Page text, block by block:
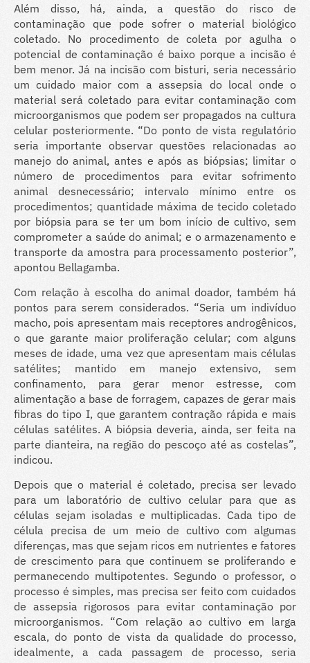
Além disso, há, ainda, a questão do risco de
contaminação que pode sofrer o material biológico
coletado. No procedimento de coleta por agulha o
potencial de contaminação é baixo porque a incisão é
bem menor. Já na incisão com bisturi, seria necessário
um cuidado maior com a assepsia do local onde o
material será coletado para evitar contaminação com
microorganismos que podem ser propagados na cultura
celular posteriormente. “Do ponto de vista regulatório
seria importante observar questões relacionadas ao
manejo do animal, antes e após as biópsias; limitar o
número de procedimentos para evitar sofrimento
animal desnecessário; intervalo mínimo entre os
procedimentos; quantidade máxima de tecido coletado
por biópsia para se ter um bom início de cultivo, sem
comprometer a saúde do animal; e o armazenamento e
transporte da amostra para processamento posterior”,
apontou Bellagamba.
Com relação à escolha do animal doador, também há
pontos para serem considerados. “Seria um indivíduo
macho, pois apresentam mais receptores androgênicos,
o que garante maior proliferação celular; com alguns
meses de idade, uma vez que apresentam mais células
satélites; mantido em manejo extensivo, sem
confinamento, para gerar menor estresse, com
alimentação a base de forragem, capazes de gerar mais
fibras do tipo I, que garantem contração rápida e mais
células satélites. A biópsia deveria, ainda, ser feita na
parte dianteira, na região do pescoço até as costelas”,
indicou.
Depois que o material é coletado, precisa ser levado
para um laboratório de cultivo celular para que as
células sejam isoladas e multiplicadas. Cada tipo de
célula precisa de um meio de cultivo com algumas
diferenças, mas que sejam ricos em nutrientes e fatores
de crescimento para que continuem se proliferando e
permanecendo multipotentes. Segundo o professor, o
processo é simples, mas precisa ser feito com cuidados
de assepsia rigorosos para evitar contaminação por
microorganismos. “Com relação ao cultivo em larga
escala, do ponto de vista da qualidade do processo,
idealmente, a cada passagem de processo, seria